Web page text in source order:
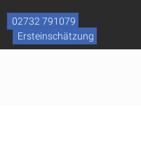
content
02732 791079
Ersteinschätzung